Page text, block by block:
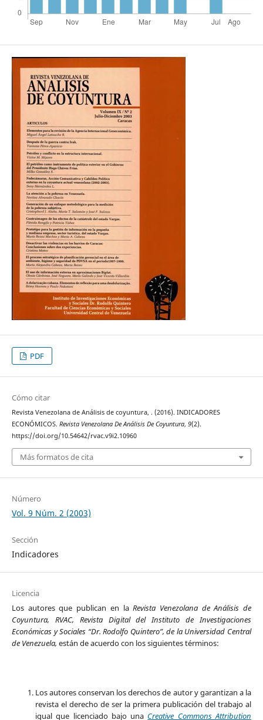
PDF
Cómo citar
Revista Venezolana de Análisis de coyuntura, . (2016). INDICADORES
ECONÓMICOS. Revista Venezolana De Análisis De Coyuntura, 9(2).
https://doi.org/10.54642/rvac.v9i2.10960
Más formatos de cita
Número
Vol. 9 Núm. 2 (2003)
Sección
Indicadores
Licencia
Los autores que publican en laRevista Venezolana de Análisis de
Coyuntura, RVAC, Revista Digital del Instituto de Investigaciones
Económicas y Sociales “Dr. Rodolfo Quintero”, de la Universidad Central
de Venezuela, están de acuerdo con los siguientes términos:
Los autores conservan los derechos de autor y garantizan a la
revista el derecho de ser la primera publicación del trabajo al
igual que licenciado bajo una Creative Commons Attribution